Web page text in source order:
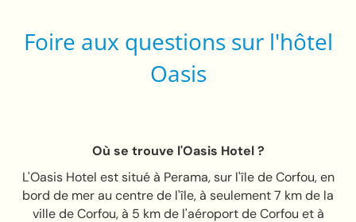
Foire aux questions sur l'hôtel
Oasis
Où se trouve l'Oasis Hotel ?
L'Oasis Hotel est situé à Perama, sur l'île de Corfou, en
bord de mer au centre de l'île, à seulement 7 km de la
ville de Corfou, à 5 km de l'aéroport de Corfou et à